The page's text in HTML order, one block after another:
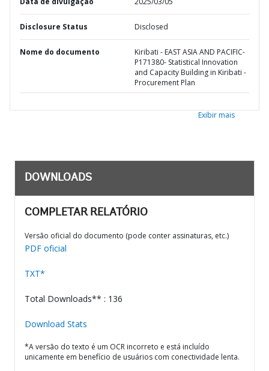
Disclosure Status Disclosed
Nome do documento
Kiribati - EAST ASIA AND PACIFIC-
P171380- Statistical Innovation
and Capacity Building in Kiribati -
Procurement Plan
Exibir mais
DOWNLOADS
COMPLETAR RELATÓRIO
Versão oficial do documento (pode conter assinaturas, etc.)
PDF oficial
TXT*
Total Downloads** : 136
Download Stats
*A versão do texto é um OCR incorreto e está incluído
unicamente em benefício de usuários com conectividade lenta.